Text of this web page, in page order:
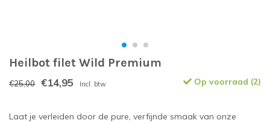
Heilbot filet Wild Premium
€25,00 €14,95 Incl. btw Op voorraad (2)
Laat je verleiden door de pure, verfijnde smaak van onze